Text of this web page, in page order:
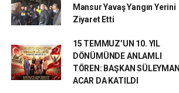
Mansur Yavaş Yangın Yerini
Ziyaret Etti
15 TEMMUZ’UN 10. YIL
DÖNÜMÜNDE ANLAMLI
TÖREN: BAŞKAN SÜLEYMAN
ACAR DA KATILDI